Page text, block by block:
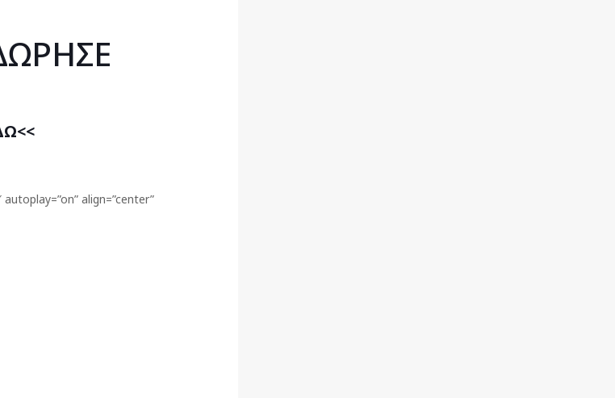
align=”center”